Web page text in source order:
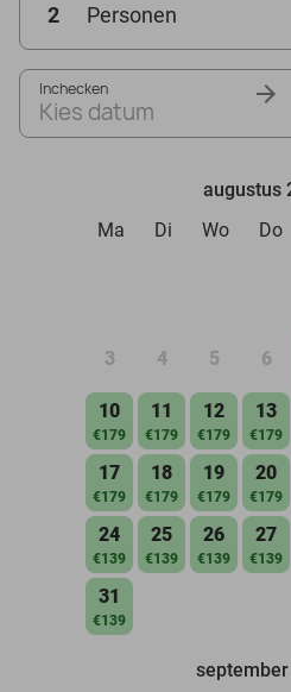
2 Personen
Inchecken
Kies datum
augustus
Ma
Di Wo Do
3 4 5 6
10
€179
11
€179
12
€179
13
€179
17
€179
18
€179
19
€179
20
€179
24
€139
25
€139
26
€139
27
€139
31
€139